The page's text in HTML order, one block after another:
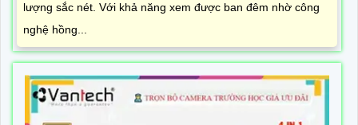
lượng sắc nét. Với khả năng xem được ban đêm nhờ công
nghệ hồng...